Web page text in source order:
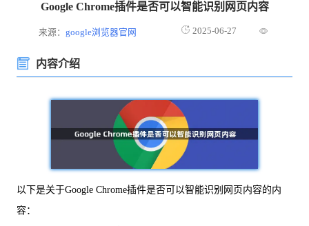
Google Chrome插件是否可以智能识别网页内容
来源：google浏览器官网 2025-06-27
内容介绍
以下是关于Google Chrome插件是否可以智能识别网页内容的内
容：